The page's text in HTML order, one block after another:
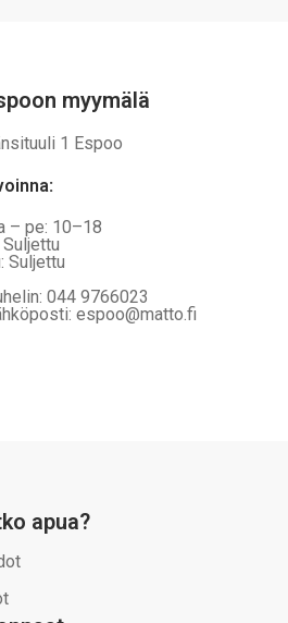
myymälä
1 Espoo
:
– pe: 10–18
Suljettu
Suljettu
044 9766023
espoo@matto.fi
apua?